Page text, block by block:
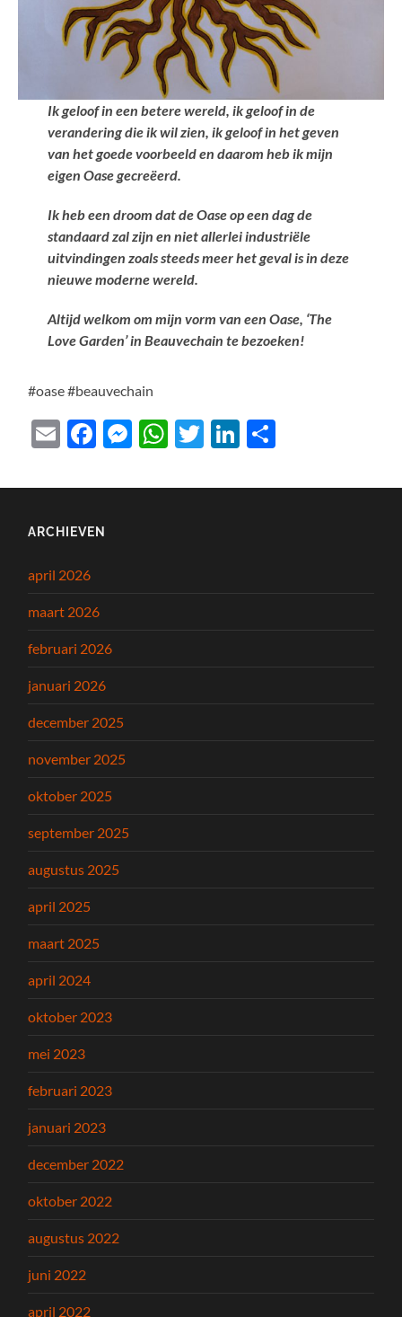
Ik geloof in een betere wereld, ik geloof in de
verandering die ik wil zien, ik geloof in het geven
van het goede voorbeeld en daarom heb ik mijn
eigen Oase gecreëerd.
Ik heb een droom dat de Oase op een dag de
standaard zal zijn en niet allerlei industriële
uitvindingen zoals steeds meer het geval is in deze
nieuwe moderne wereld.
Altijd welkom om mijn vorm van een Oase, ‘The
Love Garden’ in Beauvechain te bezoeken!
#oase #beauvechain
EmailFacebook
Messenger
WhatsApp
TwitterLinkedIn
ARCHIEVEN
april 2026
maart 2026
februari 2026
januari 2026
december 2025
november 2025
oktober 2025
september 2025
augustus 2025
april 2025
maart 2025
april 2024
oktober 2023
mei 2023
februari 2023
januari 2023
december 2022
oktober 2022
augustus 2022
juni 2022
april 2022